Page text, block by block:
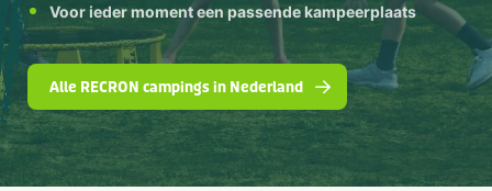
Voor ieder moment een passende kampeerplaats
Alle RECRON campings in Nederland